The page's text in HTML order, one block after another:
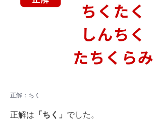
正解：ちく
正解は 「ちく」 でした。